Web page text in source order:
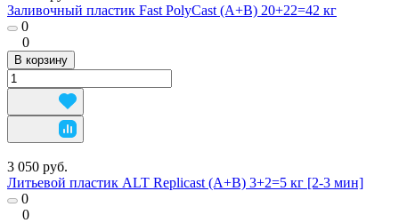
Заливочный пластик Fast PolyCast (A+B) 20+22=42 кг
0
0
В корзину
3 050 руб.
Литьевой пластик ALT Replicast (А+В) 3+2=5 кг [2-3 мин]
0
0